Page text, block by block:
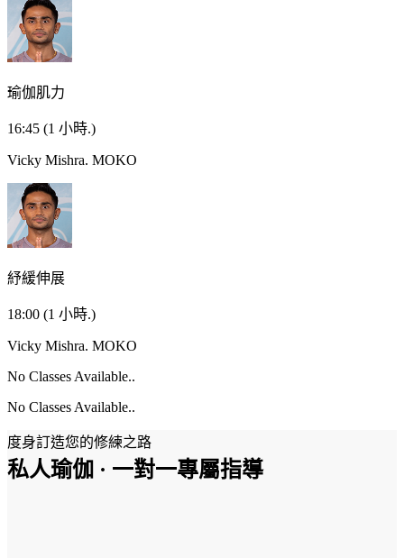
瑜伽肌力
16:45 (1 小時.)
Vicky Mishra. MOKO
紓緩伸展
18:00 (1 小時.)
Vicky Mishra. MOKO
No Classes Available..
No Classes Available..
度身訂造您的修練之路
私人瑜伽 · 一對一專屬指導